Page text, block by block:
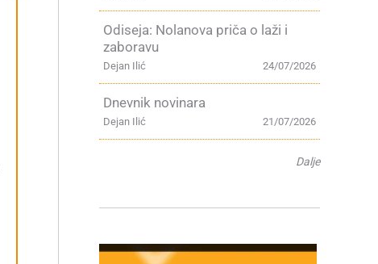
Odiseja: Nolanova priča o laži i
zaboravu
24/07/2026
Dejan Ilić
Dnevnik novinara
21/07/2026
Dejan Ilić
Dalje